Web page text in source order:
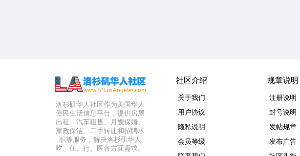
洛杉矶华人社区作为美国华人
便民生活信息平台，提供房屋
出租、汽车租售、月嫂保姆、
家政保洁、二手转让和招聘求
职等服务，解决洛杉矶华人
吃、住、行、医各方面需求。
社区介绍
关于我们
用户协议
隐私说明
会员等级
规章说明
注册说明
封号说明
发帖规章
发布广告